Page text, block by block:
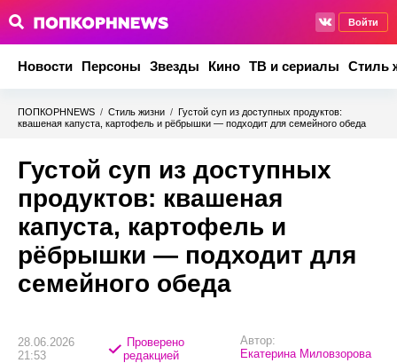
Войти
Новости Персоны Звезды Кино ТВ и сериалы Стиль
ПОПКОРНNEWS / Стиль жизни / Густой суп из доступных продуктов:
квашеная капуста, картофель и рёбрышки — подходит для семейного обеда
Густой суп из доступных
продуктов: квашеная
капуста, картофель и
рёбрышки — подходит для
семейного обеда
28.06.2026
21:53
Проверено
редакцией
Автор:
Екатерина Миловзорова